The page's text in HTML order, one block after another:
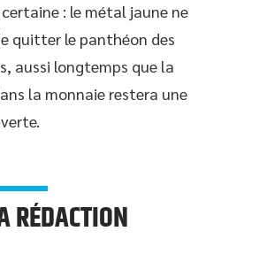
: le métal jaune ne
quitter le panthéon des
aussi longtemps que la
la monnaie restera une
RÉDACTION